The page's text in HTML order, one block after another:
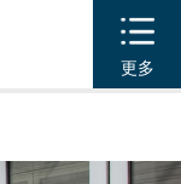
更多